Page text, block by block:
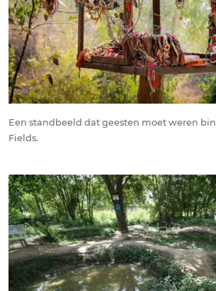
Een standbeeld dat geesten moet weren
Fields.